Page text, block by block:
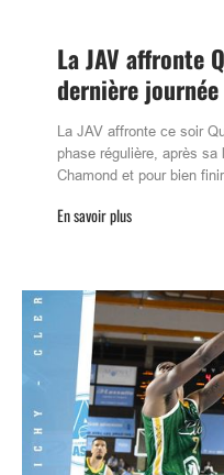
La JAV affronte
dernière
La JAV affronte ce soir
phase régulière, après
Chamond et pour bien
En savoir plus